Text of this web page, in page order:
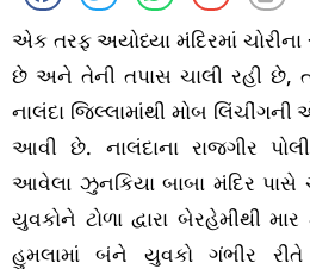
એક તરફ અયોધ્યા મંદિરમાં ચોરીના
છે અને તેની તપાસ ચાલી રહી છે,
નાલંદા જિલ્લામાંથી મોબ લિંચીંગની
આવી છે. નાલંદાના રાજગીર
આવેલા ઝુનકિયા બાબા મંદિર પાસે
યુવકોને ટોળા દ્વારા બેરહેમીથી
હુમલામાં બંને યુવકો ગંભીર